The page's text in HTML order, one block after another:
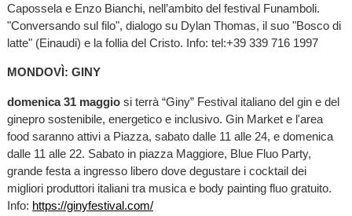
Capossela e Enzo Bianchi, nell’ambito del festival Funamboli.
"Conversando sul filo", dialogo su Dylan Thomas, il suo "Bosco di
latte" (Einaudi) e la follia del Cristo. Info: tel:+39 339 716 1997
MONDOVÌ: GINY
domenica 31 maggio si terrà “Giny” Festival italiano del gin e del
ginepro sostenibile, energetico e inclusivo. Gin Market e l'area
food saranno attivi a Piazza, sabato dalle 11 alle 24, e domenica
dalle 11 alle 22. Sabato in piazza Maggiore, Blue Fluo Party,
grande festa a ingresso libero dove degustare i cocktail dei
migliori produttori italiani tra musica e body painting fluo gratuito.
Info: https://ginyfestival.com/